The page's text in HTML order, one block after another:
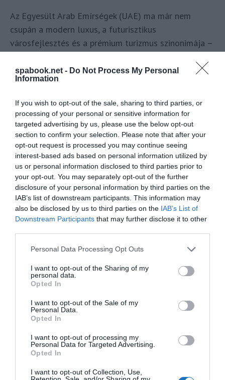
spabook.net - Do Not Process My Personal
Information
If you wish to opt-out of the sale, sharing to third parties, or
processing of your personal or sensitive information for
targeted advertising by us, please use the below opt-out
section to confirm your selection. Please note that after your
opt-out request is processed you may continue seeing
interest-based ads based on personal information utilized by
us or personal information disclosed to third parties prior to
your opt-out. You may separately opt-out of the further
disclosure of your personal information by third parties on the
IAB’s list of downstream participants. This information may
also be disclosed by us to third parties on the IAB’s List of
Downstream Participants that may further disclose it to other
Please note that this website/app uses one or more Google
not limited to your visit or usage behaviour. You may click to
grant or deny consent to Google and its third-party tags to
use your data for below specified purposes in below Google
consent section.
Personal Data Processing Opt Outs
I want to opt-out of the Sharing of my
personal data.
Opted In
I want to opt-out of the Sale of my
Personal Data.
Opted In
I want to opt-out of processing my
Personal Data for Targeted Advertising.
Opted In
I want to opt-out of Collection, Use,
Az Egyesült Arab Emírségek (UAE) ma már nem
csupán a modern luxus, a futurisztikus
városfejlesztés és a prémium turizmus szinonimája –
fejlődőwellness-iparánakis. A Global Wellness
Institute (GWI) friss jelentése szerint az ország
dollárra nőtt, 2019 és 2023 között pedig 58
százalékos bővülést mutatott – ezzel megelőzve a
legtöbb globális piacot – értesült róla a
Spabook.net.
OLVASS TOVÁBB